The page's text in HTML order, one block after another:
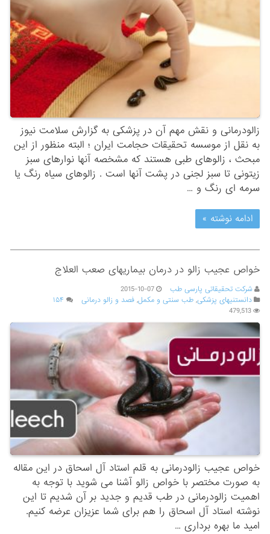
زالودرمانی و نقش مهم آن در پزشکی به گزارش سلامت نیوز
به نقل از موسسه تحقیقات حجامت ایران ؛‌ البته منظور از این
مبحث ، زالوهای طبی هستند که مشخصه آنها نوارهای سبز
زیتونی تا سبز لجنی در پشت آنها است . زالوهای سیاه رنگ یا
سرمه ای رنگ و …
ادامه نوشته »
خواص عجیب زالو در درمان بیماریهای صعب العلاج
شرکت تحقیقاتی پارسی طب
2015-10-07
دانستنیهای پزشکی,طب سنتی و مکمل,فصد و زالو درمانی
۱۵۴
479,513
خواص عجیب زالودرمانی به قلم استاد آل اسحاق در این مقاله
به صورت مختصر با خواص زالو آشنا می شوید با توجه به
اهمیت زالودرمانی در طب قدیم و جدید بر آن شدیم تا این
نوشته استاد آل اسحاق را هم برای شما عزیزان عرضه کنیم.
امید ما بهره برداری …